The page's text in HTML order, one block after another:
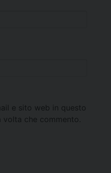
e sito web in questo
volta che commento.